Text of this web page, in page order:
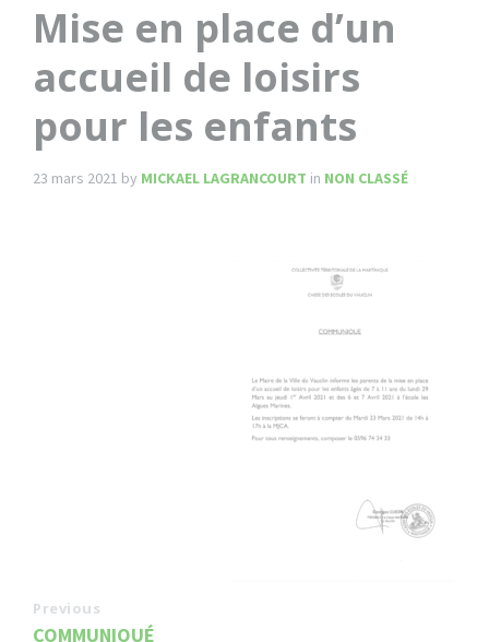
Mise en place d’un
accueil de loisirs
pour les enfants
23 mars 2021 by MICKAEL LAGRANCOURT in NON CLASSÉ
Previous
COMMUNIQUÉ